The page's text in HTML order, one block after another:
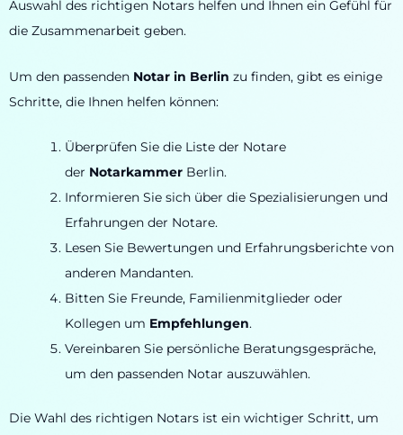
Auswahl des richtigen Notars helfen und Ihnen ein Gefühl für
die Zusammenarbeit geben.
Um den passenden Notar in Berlin zu finden, gibt es einige
Schritte, die Ihnen helfen können:
Überprüfen Sie die Liste der Notare
der Notarkammer Berlin.
Informieren Sie sich über die Spezialisierungen und
Erfahrungen der Notare.
Lesen Sie Bewertungen und Erfahrungsberichte von
anderen Mandanten.
Bitten Sie Freunde, Familienmitglieder oder
Kollegen um Empfehlungen.
Vereinbaren Sie persönliche Beratungsgespräche,
um den passenden Notar auszuwählen.
Die Wahl des richtigen Notars ist ein wichtiger Schritt, um